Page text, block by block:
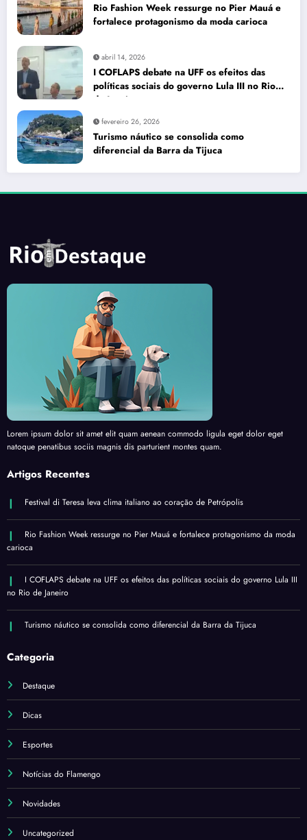
Rio Fashion Week ressurge no Pier Mauá e
fortalece protagonismo da moda carioca
abril 14, 2026
I COFLAPS debate na UFF os efeitos das
políticas sociais do governo Lula III no Rio
de Janeiro
fevereiro 26, 2026
Turismo náutico se consolida como
diferencial da Barra da Tijuca
Lorem ipsum dolor sit amet elit quam aenean commodo ligula eget dolor eget
natoque penatibus sociis magnis dis parturient montes quam.
Artigos Recentes
Festival di Teresa leva clima italiano ao coração de Petrópolis
Rio Fashion Week ressurge no Pier Mauá e fortalece protagonismo da moda
carioca
I COFLAPS debate na UFF os efeitos das políticas sociais do governo Lula III
no Rio de Janeiro
Turismo náutico se consolida como diferencial da Barra da Tijuca
Categoria
Destaque
Dicas
Esportes
Notícias do Flamengo
Novidades
Uncategorized